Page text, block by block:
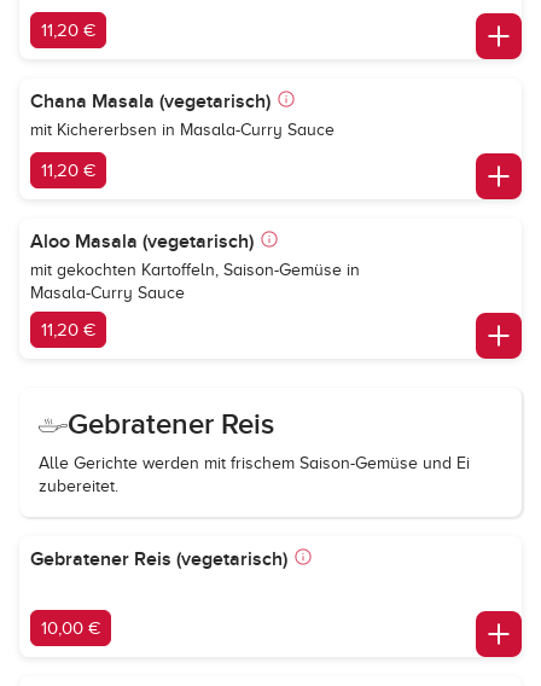
11,20 €
Chana Masala (vegetarisch)
mit Kichererbsen in Masala-Curry Sauce
11,20 €
Aloo Masala (vegetarisch)
mit gekochten Kartoffeln, Saison-Gemüse in
Masala-Curry Sauce
11,20 €
Gebratener Reis
Alle Gerichte werden mit frischem Saison-Gemüse und Ei
zubereitet.
Gebratener Reis (vegetarisch)
10,00 €